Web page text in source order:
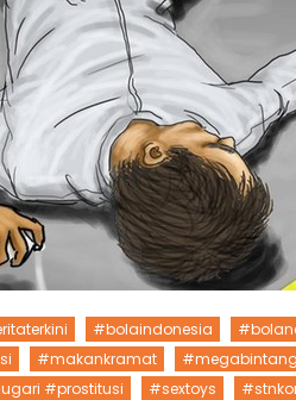
#bolaindonesia
#makankramat #megabintang
#prostitusi #sextoys